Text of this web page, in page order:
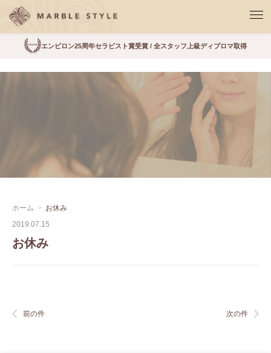
エンビロン25周年セラピスト賞受賞 / 全スタッフ上級ディプロマ取得
ホーム
お休み
2019.07.15
お休み
前の件 次の件